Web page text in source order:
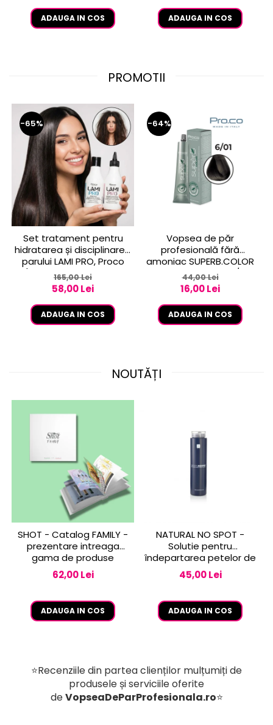
ADAUGA IN COS ADAUGA IN COS
PROMOTII
-65%
Set tratament pentru
hidratarea și disciplinarea
parului LAMI PRO, Proco
(șampon + balsam 2x
250ml)
165,00 Lei
58,00 Lei
ADAUGA IN COS
-64%
Vopsea de păr
profesională fără
amoniac SUPERB.COLOR
100 ml - Pro.Co - 6/01
BLOND INCHIS CENUSIU
44,00 Lei
16,00 Lei
ADAUGA IN COS
NOUTĂȚI
SHOT - Catalog FAMILY -
prezentare intreaga
gama de produse
62,00 Lei
ADAUGA IN COS
NATURAL NO SPOT -
Solutie pentru
îndepartarea petelor de
vopsea de pe piele 250
ml
45,00 Lei
ADAUGA IN COS
⭐Recenziile din partea clienților mulțumiți de
produsele și serviciile oferite
deVopseaDeParProfesionala.ro⭐